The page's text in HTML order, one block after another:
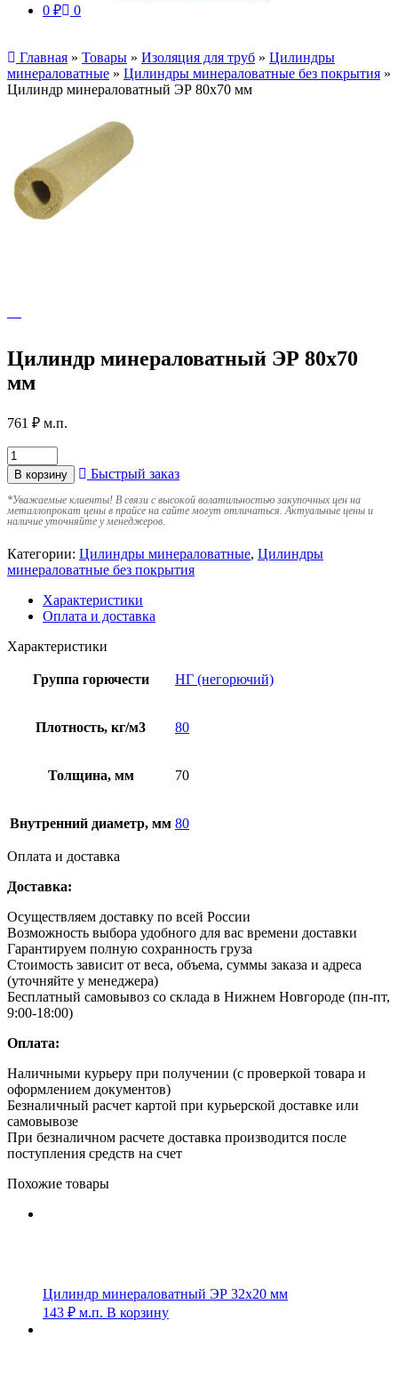
0 ₽ 0
Главная » Товары » Изоляция для труб » Цилиндры
минераловатные » Цилиндры минераловатные без покрытия »
Цилиндр минераловатный ЭР 80х70 мм
Цилиндр минераловатный ЭР 80х70
мм
761 ₽ м.п.
В корзину Быстрый заказ
*Уважаемые клиенты! В связи с высокой волатильностью закупочных цен на
металлопрокат цены в прайсе на сайте могут отличаться. Актуальные цены и
наличие уточняйте у менеджеров.
Категории: Цилиндры минераловатные, Цилиндры
минераловатные без покрытия
Характеристики
Оплата и доставка
Характеристики
Группа горючести НГ (негорючий)
Плотность, кг/м3 80
Толщина, мм 70
Внутренний диаметр, мм 80
Оплата и доставка
Доставка:
Осуществляем доставку по всей России
Возможность выбора удобного для вас времени доставки
Гарантируем полную сохранность груза
Стоимость зависит от веса, объема, суммы заказа и адреса
(уточняйте у менеджера)
Бесплатный самовывоз со склада в Нижнем Новгороде (пн-пт,
9:00-18:00)
Оплата:
Наличными курьеру при получении (с проверкой товара и
оформлением документов)
Безналичный расчет картой при курьерской доставке или
самовывозе
При безналичном расчете доставка производится после
поступления средств на счет
Похожие товары
Цилиндр минераловатный ЭР 32х20 мм
143 ₽ м.п. В корзину